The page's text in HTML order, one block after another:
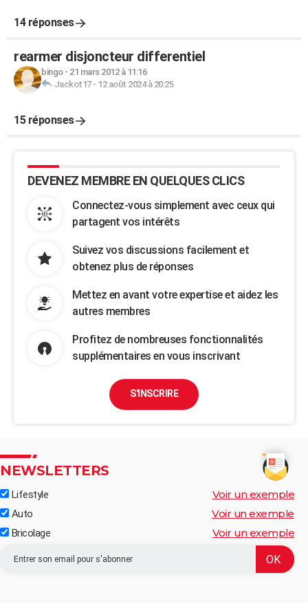
14 réponses
rearmer disjoncteur differentiel
bingo- 21 mars 2012 à 11:16
Jackot17- 12 août 2024 à 20:25
15 réponses
DEVENEZ MEMBRE EN QUELQUES CLICS
Connectez-vous simplement avec ceux qui
partagent vos intérêts
Suivez vos discussions facilement et
obtenez plus de réponses
Mettez en avant votre expertise et aidez les
autres membres
Profitez de nombreuses fonctionnalités
supplémentaires en vous inscrivant
S'INSCRIRE
NEWSLETTERS
Lifestyle Voir un exemple
Auto Voir un exemple
Bricolage Voir un exemple